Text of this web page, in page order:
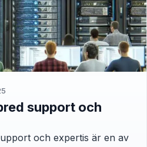
support och
och expertis är en av